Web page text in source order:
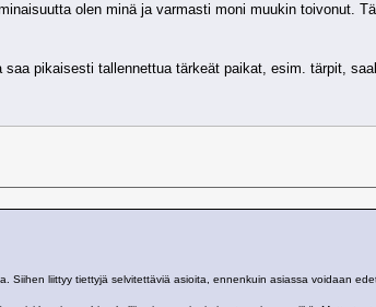
olen minä ja varmasti moni muukin toivonut.
pikaisesti tallennettua tärkeät paikat, esim. tärpit,
Siihen liittyy tiettyjä selvitettäviä asioita, ennenkuin asiassa voidaan